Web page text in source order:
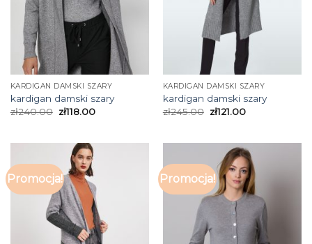
KARDIGAN DAMSKI SZARY
kardigan damski szary
zł240.00 zł118.00
KARDIGAN DAMSKI SZARY
kardigan damski szary
zł245.00 zł121.00
Promocja! Promocja!